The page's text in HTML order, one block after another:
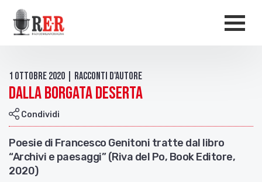
Salta al contenuto principale
1 Ottobre 2020 | Racconti d'autore
Dalla borgata deserta
Condividi
Poesie di Francesco Genitoni tratte dal libro
“Archivi e paesaggi” (Riva del Po, Book Editore,
2020)